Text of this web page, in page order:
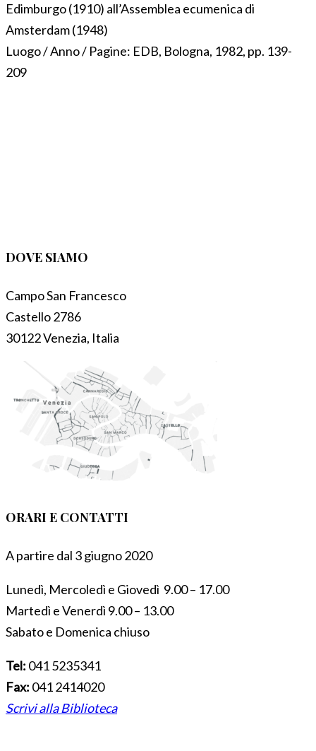
Edimburgo (1910) all’Assemblea ecumenica di
Amsterdam (1948)
Luogo / Anno / Pagine: EDB, Bologna, 1982, pp. 139-
209
DOVE SIAMO
Campo San Francesco
Castello 2786
30122 Venezia, Italia
ORARI E CONTATTI
A partire dal 3 giugno 2020
Lunedì, Mercoledì e Giovedì 9.00 – 17.00
Martedì e Venerdì 9.00 – 13.00
Sabato e Domenica chiuso
Tel: 041 5235341
Fax: 041 2414020
Scrivi alla Biblioteca